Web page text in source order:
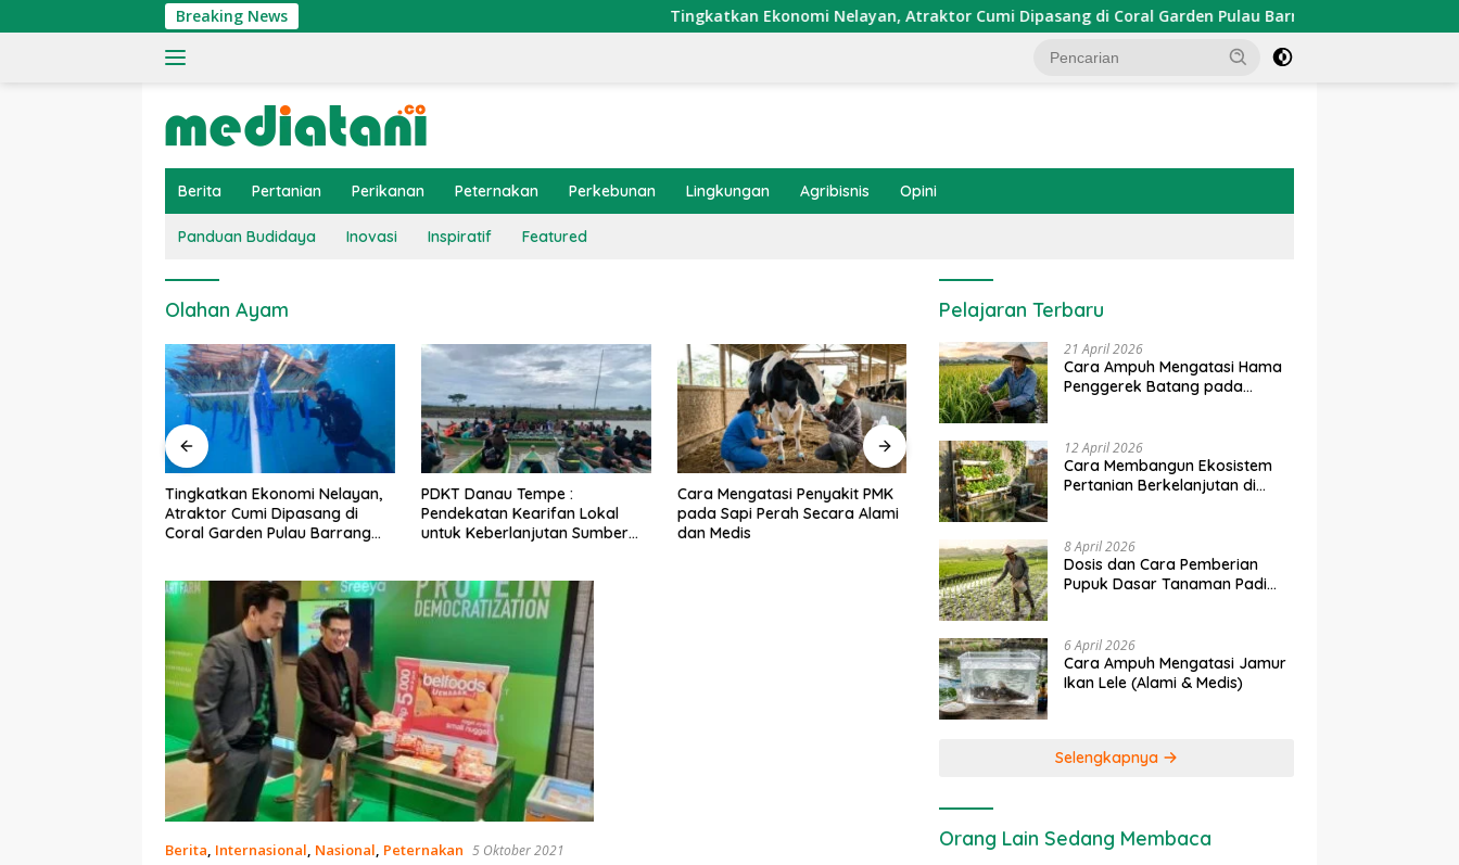
ke
Breaking News Tingkatkan Ekonomi Nelayan, Atraktor Cumi Dipasang di Coral Garden Pulau Barrang Caddi
Berita Pertanian Perikanan Peternakan Perkebunan Lingkungan Agribisnis Opini
Panduan Budidaya Inovasi Inspiratif Featured
Olahan Ayam
PDKT Danau Tempe :
Pendekatan Kearifan Lokal
untuk Keberlanjutan Sumber
Cara Mengatasi Penyakit PMK
pada Sapi Perah Secara Alami
dan Medis
Dosis dan Cara Pemupukan
Tanaman Padi pada Fase
Vegetatif Aktif yang Tepat
Penerapan IoT dalam
Pertanian Modern di Indonesia
Ekonomi Sumber Daya Lahan:
Berita, Internasional, Nasional, Peternakan 5 Oktober 2021
Pelajaran Terbaru
21 April 2026
Cara Ampuh Mengatasi Hama
Penggerek Batang pada
12 April 2026
Cara Membangun Ekosistem
Pertanian Berkelanjutan di
8 April 2026
Dosis dan Cara Pemberian
Pupuk Dasar Tanaman Padi
6 April 2026
Cara Ampuh Mengatasi Jamur
Ikan Lele (Alami & Medis)
Selengkapnya
Orang Lain Sedang Membaca